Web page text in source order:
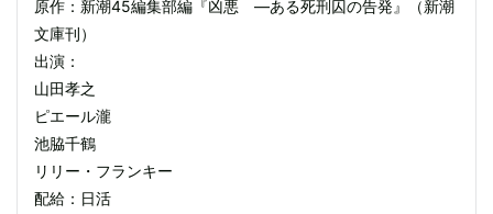
原作：新潮45編集部編『凶悪 ―ある死刑囚の告発』（新潮
文庫刊）
出演：
山田孝之
ピエール瀧
池脇千鶴
リリー・フランキー
配給：日活